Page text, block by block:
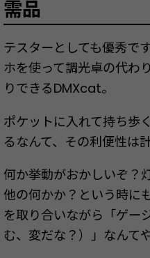
需品
テスターとしても優秀で
ホを使って調光卓の代わ
りできるDMXcat。
ポケットに入れて持ち歩
るなんて、その利便性は
何か挙動がおかしいぞ？
他の何かか？という時に
を取り合いながら「ゲー
む、変だな？）」なんて